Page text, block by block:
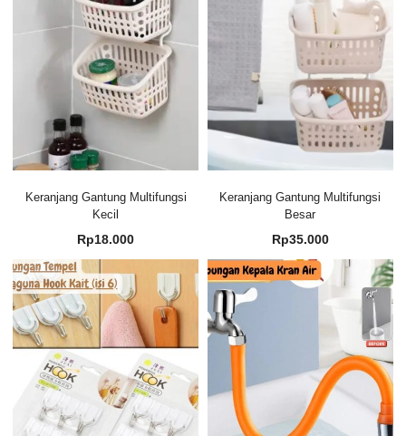
Keranjang Gantung Multifungsi
Kecil
Rp18.000
Keranjang Gantung Multifungsi
Besar
Rp35.000